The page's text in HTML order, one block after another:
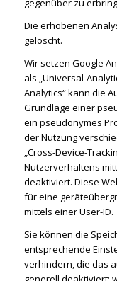
gegenüber zu
Die erhobenen
gelöscht.
Wir setzen Google
als „Universal-
Analytics“ kann die
Grundlage einer
ein pseudonymes
der Nutzung
„Cross-Device-
Nutzerverhaltens
deaktiviert. Diese
für eine
mittels einer User-ID.
Sie können die
entsprechende
verhindern, die das